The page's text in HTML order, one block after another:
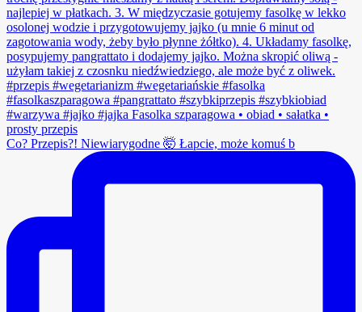
Co? Przepis?! Niewiarygodne 🤯 Łapcie, może komuś b